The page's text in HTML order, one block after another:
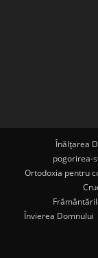
Înălțarea
pogorirea-
Ortodoxia pentru
Învierea Domnului